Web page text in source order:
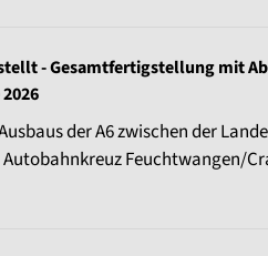
- Gesamtfertigstellung mit
der A6 zwischen der
Feuchtwangen/